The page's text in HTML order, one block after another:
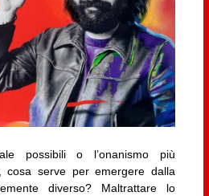
possibili o l’onanismo più
cosa serve per emergere dalla
diverso? Maltrattare lo